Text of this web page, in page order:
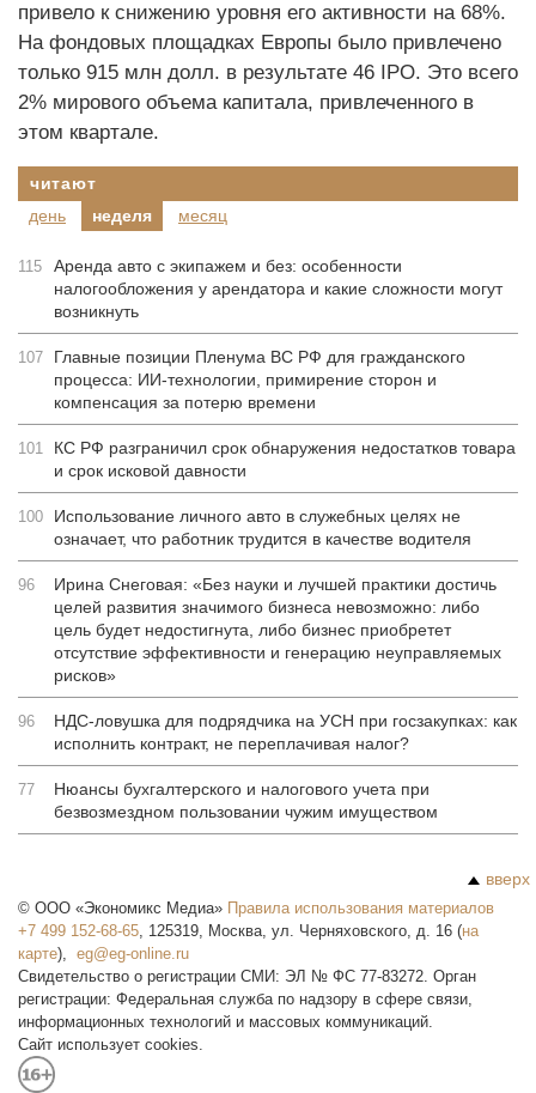
привело к снижению уровня его активности на 68%.
На фондовых площадках Европы было привлечено
только 915 млн долл. в результате 46 IPO. Это всего
2% мирового объема капитала, привлеченного в
этом квартале.
читают
день
неделя месяц
115
Аренда авто с экипажем и без: особенности
налогообложения у арендатора и какие сложности могут
возникнуть
107
Главные позиции Пленума ВС РФ для гражданского
процесса: ИИ-технологии, примирение сторон и
компенсация за потерю времени
101
КС РФ разграничил срок обнаружения недостатков товара
и срок исковой давности
100
Использование личного авто в служебных целях не
означает, что работник трудится в качестве водителя
96
Ирина Снеговая: «Без науки и лучшей практики достичь
целей развития значимого бизнеса невозможно: либо
цель будет недостигнута, либо бизнес приобретет
отсутствие эффективности и генерацию неуправляемых
рисков»
96
НДС-ловушка для подрядчика на УСН при госзакупках: как
исполнить контракт, не переплачивая налог?
77
Нюансы бухгалтерского и налогового учета при
безвозмездном пользовании чужим имуществом
вверх
© ООО «Экономикс Медиа» Правила использования материалов
+7 499 152-68-65, 125319, Москва, ул. Черняховского, д. 16 (на
карте),
Свидетельство о регистрации СМИ: ЭЛ № ФС 77-83272. Орган
регистрации: Федеральная служба по надзору в сфере связи,
информационных технологий и массовых коммуникаций.
Сайт использует cookies.